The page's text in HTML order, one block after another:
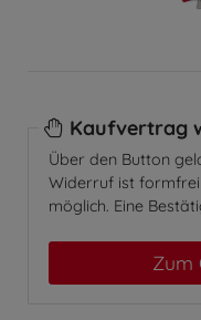
Kaufvertrag
Über den Button
Widerruf ist
möglich. Eine
Zum